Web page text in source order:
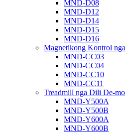
MND-D08
MND-D12
MND-D14
MND-D15
MND-D16
Magnetikong Kontrol
MND-CC03
MND-CC04
MND-CC10
MND-CC11
Treadmill nga Dili De-
MND-Y500A
MND-Y500B
MND-Y600A
MND-Y600B